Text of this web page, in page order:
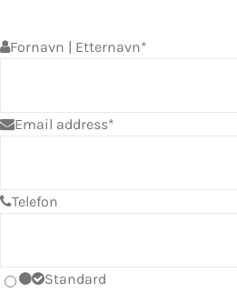
Fornavn | Etternavn*
Email address*
Telefon
Standard